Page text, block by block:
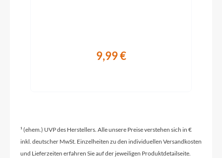
Enviolo TR, stufenlose Nabenschaltung
Kassette
Gates CDN 24T
9,99 €
¹ (ehem.) UVP des Herstellers. Alle unsere Preise verstehen sich in €
inkl. deutscher MwSt. Einzelheiten zu den individuellen Versandkosten
und Lieferzeiten erfahren Sie auf der jeweiligen Produktdetailseite.